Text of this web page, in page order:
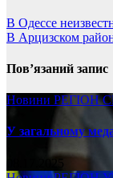
В Одессе
В Арцизском
Пов’язаний запис
Новини РЕГІОН
У загальному
08.17.2025